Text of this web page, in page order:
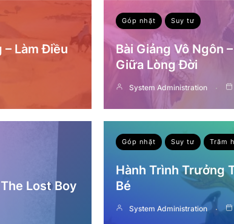
Làm Điều
Góp nhặt Suy tư
Bài Giảng Vô Ngôn
Giữa Lòng Đời
System Administration
Lost Boy
Góp nhặt Suy tư Trăm
Hành Trình Trưởng
Bé
System Administration